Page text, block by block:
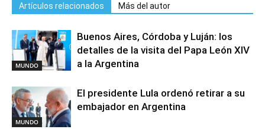
Artículos relacionados Más del autor
MUNDO
Buenos Aires, Córdoba y Luján: los
detalles de la visita del Papa León XIV
a la Argentina
MUNDO
El presidente Lula ordenó retirar a su
embajador en Argentina